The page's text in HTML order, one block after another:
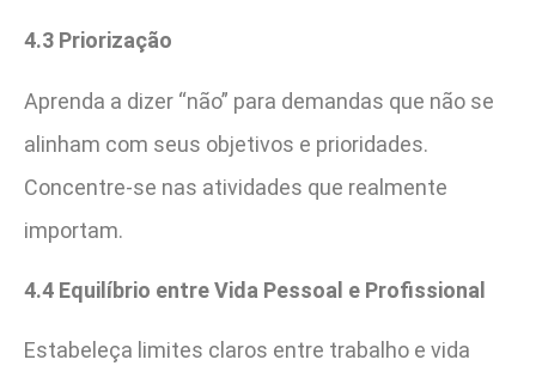
4.3 Priorização
Aprenda a dizer “não” para demandas que não se
alinham com seus objetivos e prioridades.
Concentre-se nas atividades que realmente
importam.
4.4 Equilíbrio entre Vida Pessoal e Profissional
Estabeleça limites claros entre trabalho e vida